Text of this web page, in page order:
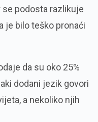
se podosta razlikuje
je bilo teško pronaći
da su oko 25%
dodani jezik govori
a nekoliko njih